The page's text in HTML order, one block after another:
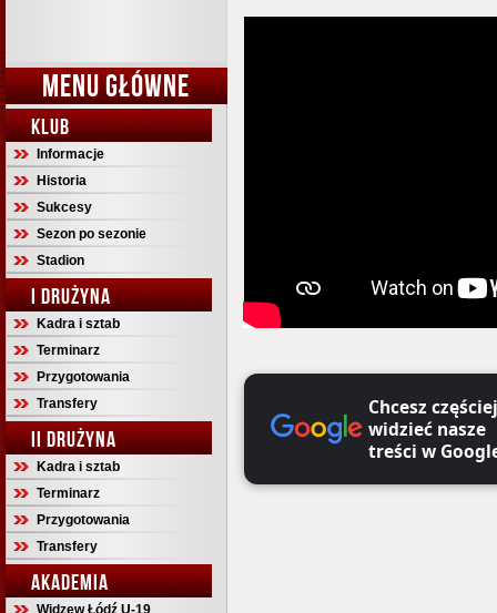
MENU GŁÓWNE
KLUB
Informacje
Historia
Sukcesy
Sezon po sezonie
Stadion
I DRUŻYNA
Kadra i sztab
Terminarz
Przygotowania
Transfery
II DRUŻYNA
Kadra i sztab
Terminarz
Przygotowania
Transfery
AKADEMIA
Widzew Łódź U-19
Chcesz częściej
widzieć nasze
treści w